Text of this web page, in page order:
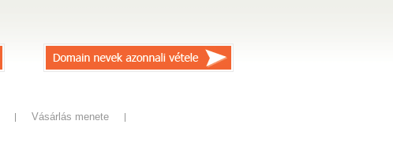
Vásárlás menete